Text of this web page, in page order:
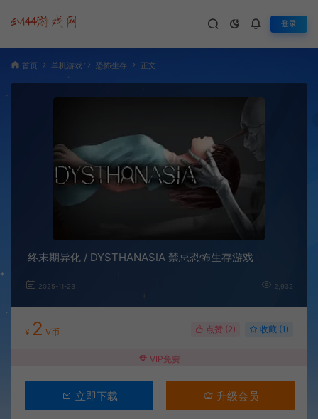
登录
首页 单机游戏 恐怖生存 正文
终末期异化 / DYSTHANASIA 禁忌恐怖生存游戏
2025-11-23 2,932
¥ 2 V币 点赞 (2) 收藏 (1)
VIP免费
立即下载 升级会员